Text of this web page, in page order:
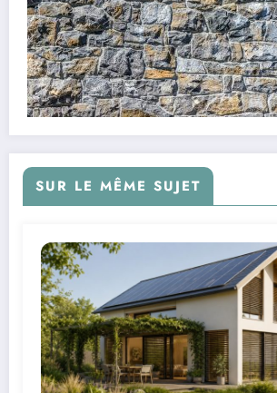
SUR LE MÊME SUJET